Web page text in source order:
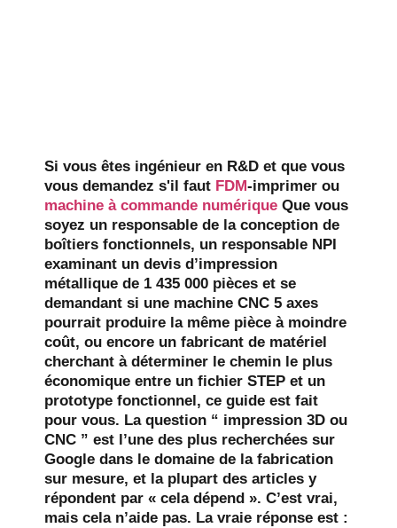
Si vous êtes ingénieur en R&D et que vous
vous demandez s'il faut FDM-imprimer ou
machine à commande numérique Que vous
soyez un responsable de la conception de
boîtiers fonctionnels, un responsable NPI
examinant un devis d’impression
métallique de 1 435 000 pièces et se
demandant si une machine CNC 5 axes
pourrait produire la même pièce à moindre
coût, ou encore un fabricant de matériel
cherchant à déterminer le chemin le plus
économique entre un fichier STEP et un
prototype fonctionnel, ce guide est fait
pour vous. La question “ impression 3D ou
CNC ” est l’une des plus recherchées sur
Google dans le domaine de la fabrication
sur mesure, et la plupart des articles y
répondent par « cela dépend ». C’est vrai,
mais cela n’aide pas. La vraie réponse est :